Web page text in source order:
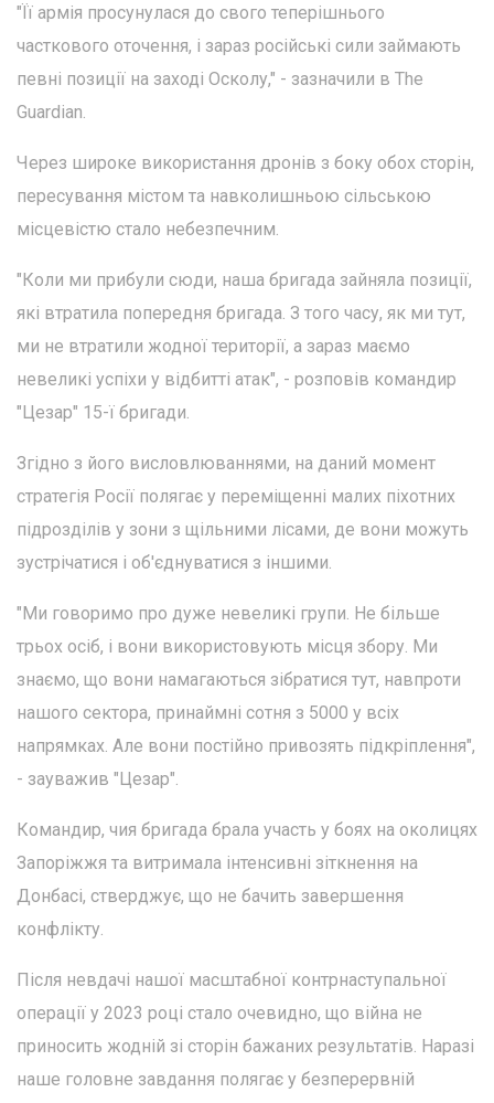
"Її армія просунулася до свого теперішнього
часткового оточення, і зараз російські сили займають
певні позиції на заході Осколу," - зазначили в The
Guardian.
Через широке використання дронів з боку обох сторін,
пересування містом та навколишньою сільською
місцевістю стало небезпечним.
"Коли ми прибули сюди, наша бригада зайняла позиції,
які втратила попередня бригада. З того часу, як ми тут,
ми не втратили жодної території, а зараз маємо
невеликі успіхи у відбитті атак", - розповів командир
"Цезар" 15-ї бригади.
Згідно з його висловлюваннями, на даний момент
стратегія Росії полягає у переміщенні малих піхотних
підрозділів у зони з щільними лісами, де вони можуть
зустрічатися і об'єднуватися з іншими.
"Ми говоримо про дуже невеликі групи. Не більше
трьох осіб, і вони використовують місця збору. Ми
знаємо, що вони намагаються зібратися тут, навпроти
нашого сектора, принаймні сотня з 5000 у всіх
напрямках. Але вони постійно привозять підкріплення",
- зауважив "Цезар".
Командир, чия бригада брала участь у боях на околицях
Запоріжжя та витримала інтенсивні зіткнення на
Донбасі, стверджує, що не бачить завершення
конфлікту.
Після невдачі нашої масштабної контрнаступальної
операції у 2023 році стало очевидно, що війна не
приносить жодній зі сторін бажаних результатів. Наразі
наше головне завдання полягає у безперервній